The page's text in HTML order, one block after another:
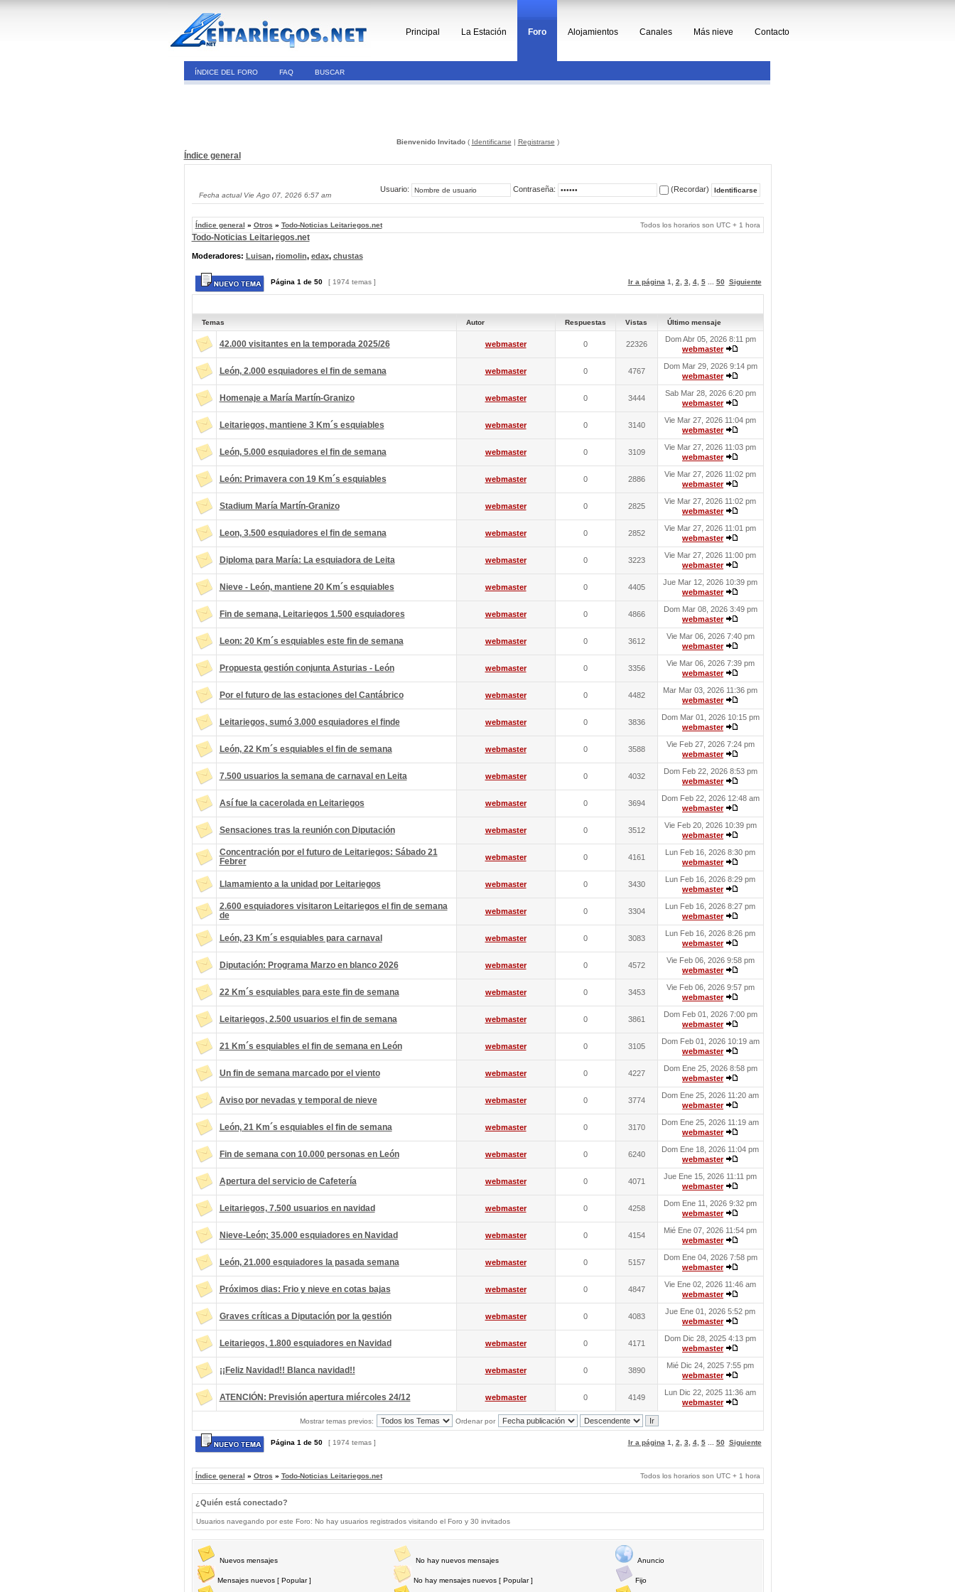
Principal La Estación Foro Alojamientos Canales Más nieve Contacto
ÍNDICE DEL FORO FAQ BUSCAR
Bienvenido Invitado( Identificarse | Registrarse )
Índice general
Fecha actual Vie Ago 07, 2026 6:57 am
Usuario: Contraseña: (Recordar)
Índice general » Otros » Todo-Noticias Leitariegos.net Todos los horarios son UTC + 1 hora
Todo-Noticias Leitariegos.net
Moderadores: Luisan, riomolin, edax, chustas
Página 1 de 50 [ 1974 temas ] Ir a página 1 2 3 4, 5... 50 Siguiente
Temas Autor Respuestas Vistas Último mensaje
42.000 visitantes en la temporada 2025/26 webmaster 0 22326
Dom Abr 05, 2026 8:11 pm
webmaster
León, 2.000 esquiadores el fin de semana webmaster 0 4767
Dom Mar 29, 2026 9:14 pm
webmaster
Homenaje a María Martín-Granizo webmaster 0 3444
Sab Mar 28, 2026 6:20 pm
webmaster
Leitariegos, mantiene 3 Km´s esquiables webmaster 0 3140
Vie Mar 27, 2026 11:04 pm
webmaster
León, 5.000 esquiadores el fin de semana webmaster 0 3109
Vie Mar 27, 2026 11:03 pm
webmaster
León: Primavera con 19 Km´s esquiables webmaster 0 2886
Vie Mar 27, 2026 11:02 pm
webmaster
Stadium María Martín-Granizo webmaster 0 2825
Vie Mar 27, 2026 11:02 pm
webmaster
Leon, 3.500 esquiadores el fin de semana webmaster 0 2852
Vie Mar 27, 2026 11:01 pm
webmaster
Diploma para María: La esquiadora de Leita webmaster 0 3223
Vie Mar 27, 2026 11:00 pm
webmaster
Nieve - León, mantiene 20 Km´s esquiables webmaster 0 4405
Jue Mar 12, 2026 10:39 pm
webmaster
Fin de semana, Leitariegos 1.500 esquiadores webmaster 0 4866
Dom Mar 08, 2026 3:49 pm
webmaster
Leon: 20 Km´s esquiables este fin de semana webmaster 0 3612
Vie Mar 06, 2026 7:40 pm
webmaster
Propuesta gestión conjunta Asturias - León webmaster 0 3356
Vie Mar 06, 2026 7:39 pm
webmaster
Por el futuro de las estaciones del Cantábrico webmaster 0 4482
Mar Mar 03, 2026 11:36 pm
webmaster
Leitariegos, sumó 3.000 esquiadores el finde webmaster 0 3836
Dom Mar 01, 2026 10:15 pm
webmaster
León, 22 Km´s esquiables el fin de semana webmaster 0 3588
Vie Feb 27, 2026 7:24 pm
webmaster
7.500 usuarios la semana de carnaval en Leita webmaster 0 4032
Dom Feb 22, 2026 8:53 pm
webmaster
Así fue la cacerolada en Leitariegos webmaster 0 3694
Dom Feb 22, 2026 12:48 am
webmaster
Sensaciones tras la reunión con Diputación webmaster 0 3512
Vie Feb 20, 2026 10:39 pm
webmaster
Concentración por el futuro de Leitariegos: Sábado 21
Febrer
webmaster 0 4161
Lun Feb 16, 2026 8:30 pm
webmaster
Llamamiento a la unidad por Leitariegos webmaster 0 3430
Lun Feb 16, 2026 8:29 pm
webmaster
2.600 esquiadores visitaron Leitariegos el fin de semana
de
webmaster 0 3304
Lun Feb 16, 2026 8:27 pm
webmaster
León, 23 Km´s esquiables para carnaval webmaster 0 3083
Lun Feb 16, 2026 8:26 pm
webmaster
Diputación: Programa Marzo en blanco 2026 webmaster 0 4572
Vie Feb 06, 2026 9:58 pm
webmaster
22 Km´s esquiables para este fin de semana webmaster 0 3453
Vie Feb 06, 2026 9:57 pm
webmaster
Leitariegos, 2.500 usuarios el fin de semana webmaster 0 3861
Dom Feb 01, 2026 7:00 pm
webmaster
21 Km´s esquiables el fin de semana en León webmaster 0 3105
Dom Feb 01, 2026 10:19 am
webmaster
Un fin de semana marcado por el viento webmaster 0 4227
Dom Ene 25, 2026 8:58 pm
webmaster
Aviso por nevadas y temporal de nieve webmaster 0 3774
Dom Ene 25, 2026 11:20 am
webmaster
León, 21 Km´s esquiables el fin de semana webmaster 0 3170
Dom Ene 25, 2026 11:19 am
webmaster
Fin de semana con 10.000 personas en León webmaster 0 6240
Dom Ene 18, 2026 11:04 pm
webmaster
Apertura del servicio de Cafetería webmaster 0 4071
Jue Ene 15, 2026 11:11 pm
webmaster
Leitariegos, 7.500 usuarios en navidad webmaster 0 4258
Dom Ene 11, 2026 9:32 pm
webmaster
Nieve-León; 35.000 esquiadores en Navidad webmaster 0 4154
Mié Ene 07, 2026 11:54 pm
webmaster
León, 21.000 esquiadores la pasada semana webmaster 0 5157
Dom Ene 04, 2026 7:58 pm
webmaster
Próximos dias: Frio y nieve en cotas bajas webmaster 0 4847
Vie Ene 02, 2026 11:46 am
webmaster
Graves críticas a Diputación por la gestión webmaster 0 4083
Jue Ene 01, 2026 5:52 pm
webmaster
Leitariegos, 1.800 esquiadores en Navidad webmaster 0 4171
Dom Dic 28, 2025 4:13 pm
webmaster
¡¡Feliz Navidad!! Blanca navidad!! webmaster 0 3890
Mié Dic 24, 2025 7:55 pm
webmaster
ATENCIÓN: Previsión apertura miércoles 24/12 webmaster 0 4149
Lun Dic 22, 2025 11:36 am
webmaster
Mostrar temas previos: Ordenar por
Página 1 de 50 [ 1974 temas ] Ir a página 1 2 3 4, 5... 50 Siguiente
Índice general » Otros » Todo-Noticias Leitariegos.net Todos los horarios son UTC + 1 hora
¿Quién está conectado?
Usuarios navegando por este Foro: No hay usuarios registrados visitando el Foro y 30 invitados
Nuevos mensajes
Mensajes nuevos [ Popular ]
No hay nuevos mensajes
No hay mensajes nuevos [ Popular ]
Anuncio
Fijo